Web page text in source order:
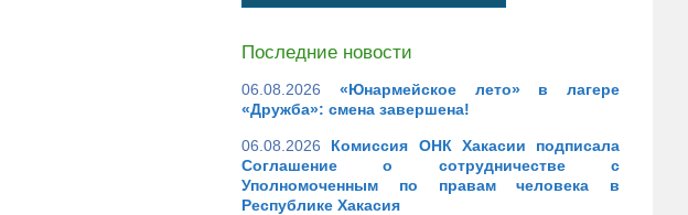
Последние новости
06.08.2026
«Юнармейское лето» в лагере
«Дружба»: смена завершена!
06.08.2026
Комиссия ОНК Хакасии подписала
Соглашение о сотрудничестве с
Уполномоченным по правам человека в
Республике Хакасия